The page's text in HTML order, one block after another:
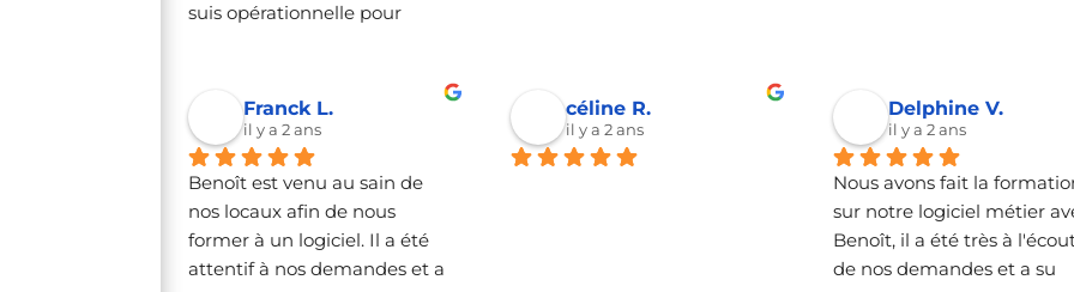
toutes celles et ceux qui
ambiance agréable.
suis opérationnelle pour
lui pour les conseils et la
disponibilité. Je recommande
vivement ce logiciel pour les
métiers du bâtiment mais
pas que, puisse que moi
même je vends de la
prestation de service.
Franck L.
il y a 2 ans
Benoît est venu au sain de
nos locaux afin de nous
former à un logiciel. Il a été
attentif à nos demandes et a
céline R.
il y a 2 ans
Delphine V.
il y a 2 ans
Nous avons fait la
sur notre logiciel métier
Benoît, il a été très à
de nos demandes et a su